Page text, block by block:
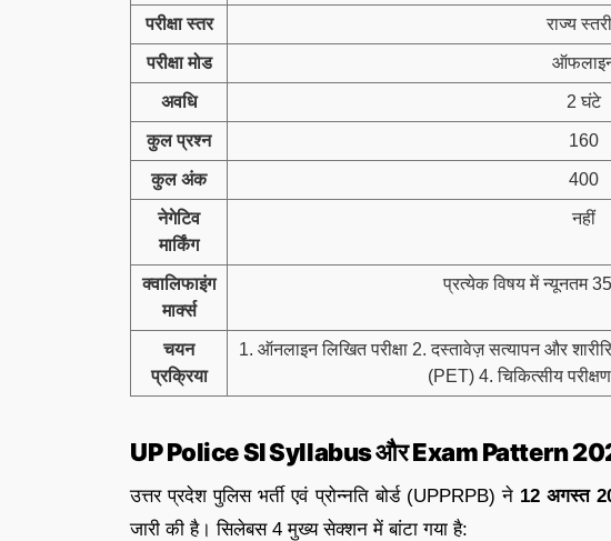
परीक्षा स्तर राज्य
परीक्षा मोड
अवधि 2 घंटे
कुल प्रश्न 160
कुल अंक 400
नेगेटिव
मार्किंग
नहीं
क्वालिफाइंग
मार्क्स
प्रत्येक विषय में न्यूनतम
चयन
प्रक्रिया
1. ऑनलाइन लिखित परीक्षा 2. दस्तावेज़ सत्यापन और
(PET) 4. चिकित्सीय
UP Police SI Syllabus और Exam Pattern
उत्तर प्रदेश पुलिस भर्ती एवं प्रोन्नति बोर्ड (UPPRPB) ने 12 अगस्त
जारी की है। सिलेबस 4 मुख्य सेक्शन में बांटा गया है: